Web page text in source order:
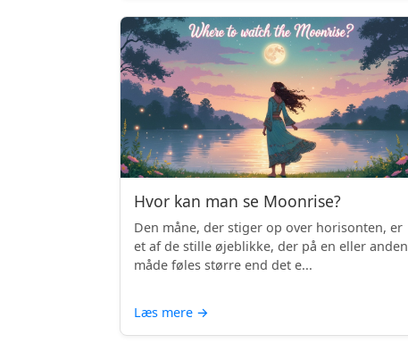
Hvor kan man se Moonrise?
Den måne, der stiger op over horisonten, er
et af de stille øjeblikke, der på en eller anden
måde føles større end det e...
Læs mere →